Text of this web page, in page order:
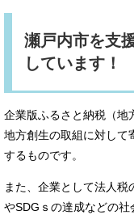
瀬戸内市を支
しています！
企業版ふるさと納税（地
地方創生の取組に対して
するものです。
また、企業として法人
やSDGｓの達成などの社